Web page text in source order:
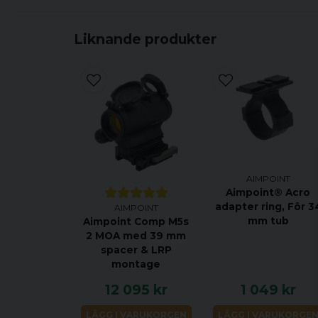
Liknande produkter
AIMPOINT
Aimpoint Comp M5s
2 MOA med 39 mm
spacer & LRP
montage
12 095 kr
LÄGG I VARUKORGEN
AIMPOINT
Aimpoint® Acro
adapter ring, För
mm tub
1 049 kr
LÄGG I VARUKORGEN